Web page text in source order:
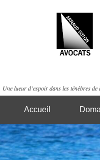
Une lueur d’espoir dans les ténèbres
Accueil